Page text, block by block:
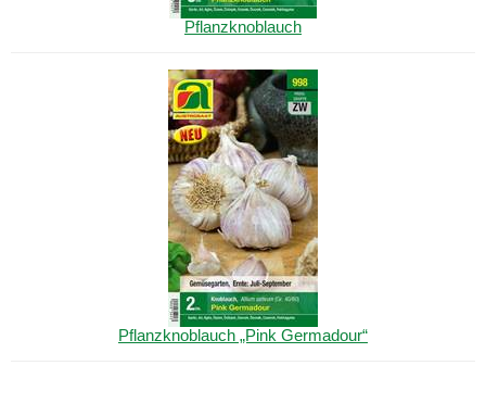
Pflanzknoblauch
Pflanzknoblauch „Pink Germadour“